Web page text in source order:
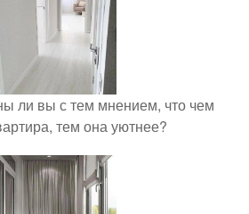
ли вы с тем мнением, что чем
тем она уютнее?